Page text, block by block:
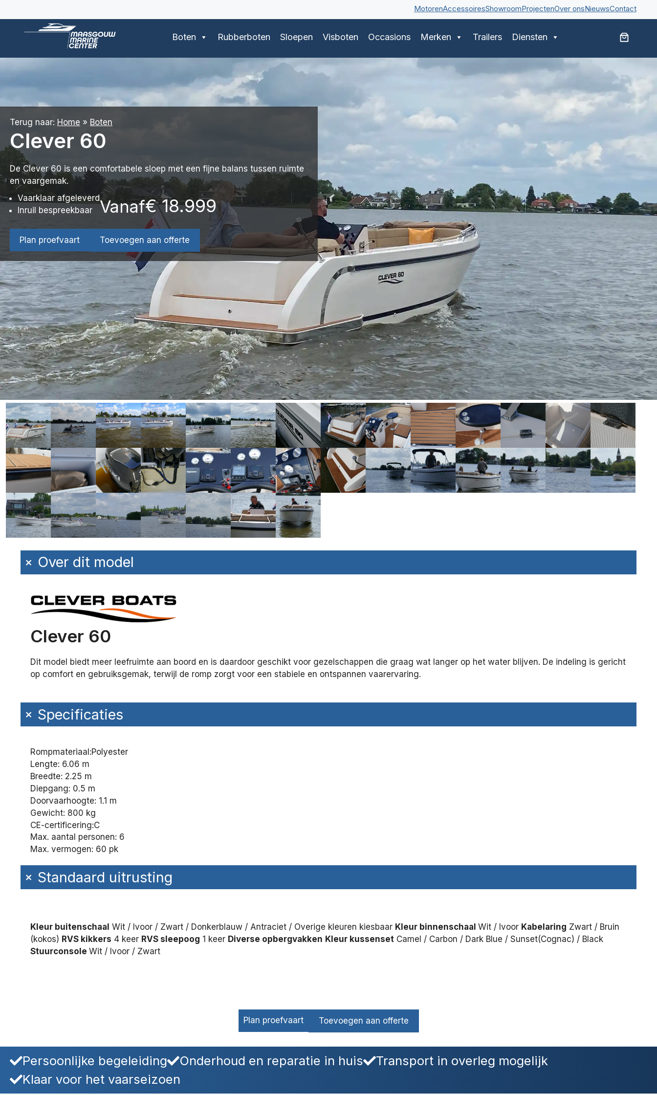
naar
MotorenAccessoiresShowroomProjectenOver onsNieuwsContact
Boten Rubberboten Sloepen Visboten Occasions Merken Trailers Diensten
Terug naar: Home » Boten
Clever 60
De Clever 60 is een comfortabele sloep met een fijne balans tussen ruimte
en vaargemak.
Vaarklaar afgeleverd
Inruil bespreekbaar
Vanaf€18.999
Plan proefvaart Toevoegen aan offerte
+ Over dit model
Clever 60
Dit model biedt meer leefruimte aan boord en is daardoor geschikt voor gezelschappen die graag wat langer op het water blijven. De indeling is gericht
op comfort en gebruiksgemak, terwijl de romp zorgt voor een stabiele en ontspannen vaarervaring.
+Specificaties
Rompmateriaal:Polyester
Lengte: 6.06 m
Breedte: 2.25 m
Diepgang: 0.5 m
Doorvaarhoogte: 1.1 m
Gewicht: 800 kg
CE-certificering:C
Max. aantal personen: 6
Max. vermogen: 60 pk
+Standaard uitrusting
Kleur buitenschaal Wit / Ivoor / Zwart / Donkerblauw / Antraciet / Overige kleuren kiesbaar Kleur binnenschaal Wit / Ivoor Kabelaring Zwart / Bruin
(kokos) RVS kikkers 4 keer RVS sleepoog 1 keer Diverse opbergvakken Kleur kussenset Camel / Carbon / Dark Blue / Sunset(Cognac) / Black
Stuurconsole Wit / Ivoor / Zwart
Plan proefvaart Toevoegen aan offerte
Persoonlijke begeleiding Onderhoud en reparatie in huis
Transport in overleg mogelijk
Klaar voor het vaarseizoen